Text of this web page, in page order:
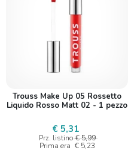
Trouss Make Up 05 Rossetto
Liquido Rosso Matt 02 - 1 pezzo
€ 5,31
Prz. listino € 5,99
Prima era € 5,23